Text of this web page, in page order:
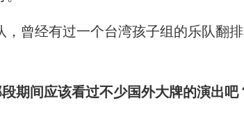
曾经有过一个台湾孩子组的乐队翻
期间应该看过不少国外大牌的演出吧